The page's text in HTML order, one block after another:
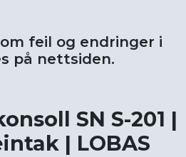
feil og endringer i
på nettsiden.
SN S-201 |
| LOBAS